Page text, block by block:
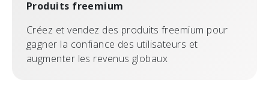
Produits freemium
Créez et vendez des produits freemium pour
gagner la confiance des utilisateurs et
augmenter les revenus globaux